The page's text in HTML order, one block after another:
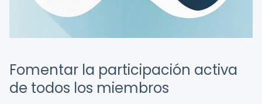
Fomentar la participación activa
de todos los miembros